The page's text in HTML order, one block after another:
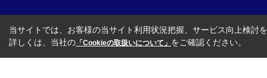
当サイトでは、お客様の当サイト利用状況把握、サービス向上検討
詳しくは、当社の 「Cookieの取扱いについて」 をご確認ください。